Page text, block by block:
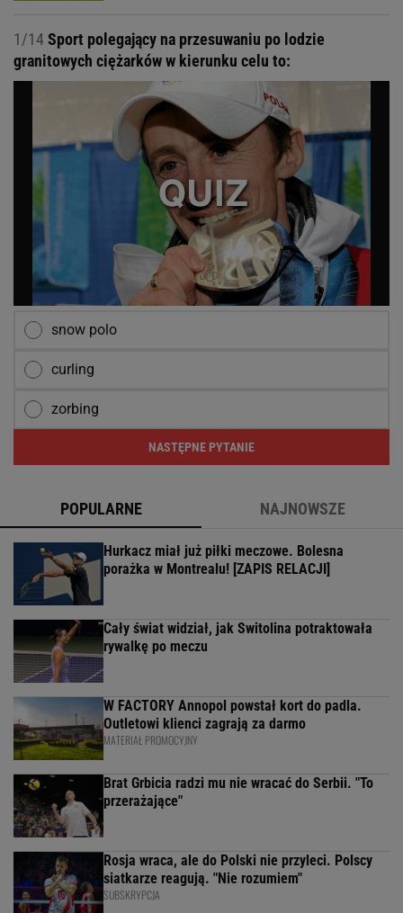
1/14Sport polegający na przesuwaniu po lodzie
granitowych ciężarków w kierunku celu to:
snow polo
curling
zorbing
NASTĘPNE PYTANIE
POPULARNE NAJNOWSZE
Hurkacz miał już piłki meczowe. Bolesna
porażka w Montrealu! [ZAPIS RELACJI]
Cały świat widział, jak Switolina potraktowała
rywalkę po meczu
W FACTORY Annopol powstał kort do padla.
Outletowi klienci zagrają za darmo
MATERIAŁ PROMOCYJNY
Brat Grbicia radzi mu nie wracać do Serbii. "To
przerażające"
Rosja wraca, ale do Polski nie przyleci. Polscy
siatkarze reagują. "Nie rozumiem"
SUBSKRYPCJA